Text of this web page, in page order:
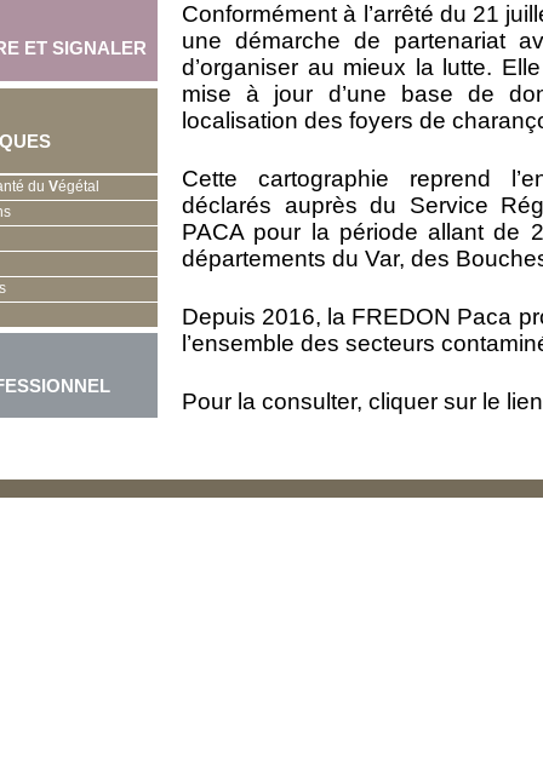
ET SIGNALER
du Végétal
Conformément à l’arrêté du 21
une démarche de partenariat
d’organiser au mieux la lutte.
mise à jour d’une base de
localisation des foyers de
Cette cartographie reprend
déclarés auprès du Service
PACA pour la période allant de
départements du Var, des
Depuis 2016, la FREDON Paca
l’ensemble des secteurs
Pour la consulter, cliquer sur le